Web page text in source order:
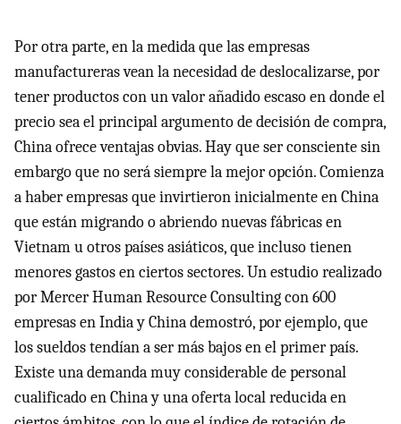
Por otra parte, en la medida que las empresas
manufactureras vean la necesidad de deslocalizarse, por
tener productos con un valor añadido escaso en donde el
precio sea el principal argumento de decisión de compra,
China ofrece ventajas obvias. Hay que ser consciente sin
embargo que no será siempre la mejor opción. Comienza
a haber empresas que invirtieron inicialmente en China
que están migrando o abriendo nuevas fábricas en
Vietnam u otros países asiáticos, que incluso tienen
menores gastos en ciertos sectores. Un estudio realizado
por Mercer Human Resource Consulting con 600
empresas en India y China demostró, por ejemplo, que
los sueldos tendían a ser más bajos en el primer país.
Existe una demanda muy considerable de personal
cualificado en China y una oferta local reducida en